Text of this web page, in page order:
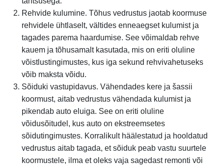
Rehvide kulumine. Tõhus vedrustus jaotab koormuse
rehvidele ühtlaselt, vältides enneaegset kulumist ja
tagades parema haardumise. See võimaldab rehve
kauem ja tõhusamalt kasutada, mis on eriti oluline
võistlustingimustes, kus iga sekund rehvivahetuseks
võib maksta võidu.
Sõiduki vastupidavus. Vähendades kere ja šassii
koormust, aitab vedrustus vähendada kulumist ja
pikendab auto eluiga. See on eriti oluline
võidusõitudel, kus auto on ekstreemsetes
sõidutingimustes. Korralikult häälestatud ja hooldatud
vedrustus aitab tagada, et sõiduk peab vastu suurtele
koormustele, ilma et oleks vaja sagedast remonti või